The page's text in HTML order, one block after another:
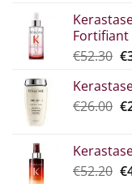
Fortifiant
€52.30 €
€26.00 €
€52.20 €